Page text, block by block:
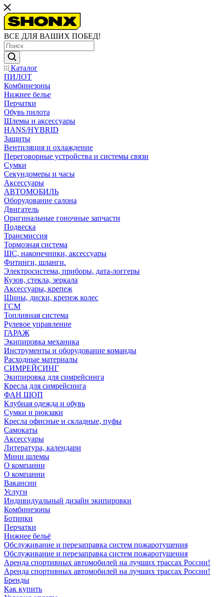
ВСЕ ДЛЯ ВАШИХ ПОБЕД!
Каталог
ПИЛОТ
Комбинезоны
Нижнее белье
Перчатки
Обувь пилота
Шлемы и аксессуары
HANS/HYBRID
Защиты
Вентиляция и охлаждение
Переговорные устройства и системы связи
Сумки
Секундомеры и часы
Аксессуары
АВТОМОБИЛЬ
Оборудование салона
Двигатель
Оригинальные гоночные запчасти
Подвеска
Трансмиссия
Тормозная система
ШС, наконечники, аксессуары
Фитинги, шланги.
Электросистема, приборы, дата-логгеры
Кузов, стекла, зеркала
Аксессуары, крепеж
Шины, диски, крепеж колес
ГСМ
Топливная система
Рулевое управление
ГАРАЖ
Экипировка механика
Инструменты и оборудование команды
Расходные материалы
СИМРЕЙСИНГ
Экипировка для симрейсинга
Кресла для симрейсинга
ФАН ШОП
Клубная одежда и обувь
Сумки и рюкзаки
Кресла офисные и складные, пуфы
Самокаты
Аксессуары
Литература, календари
Мини шлемы
О компании
О компании
Вакансии
Услуги
Индивидуальный дизайн экипировки
Комбинезоны
Ботинки
Перчатки
Нижнее бельё
Обслуживание и перезаправка систем пожаротушения
Обслуживание и перезаправка систем пожаротушения
Аренда спортивных автомобилей на лучших трассах России!
Аренда спортивных автомобилей на лучших трассах России!
Бренды
Как купить